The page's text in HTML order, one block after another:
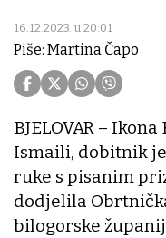
16.12.2023. u 20:01
Piše: Martina Čapo
BJELOVAR –
Ismaili, dobitnik
ruke s pisanim
dodjelila
bilogorske